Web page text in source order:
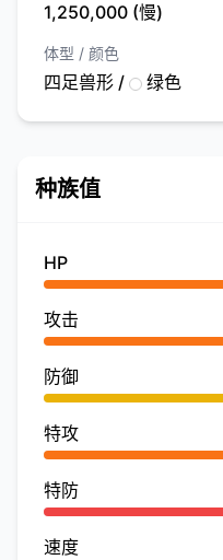
1,250,000 (慢)
体型 / 颜色
四足兽形 / 绿色
种族值
HP
攻击
防御
特攻
特防
速度